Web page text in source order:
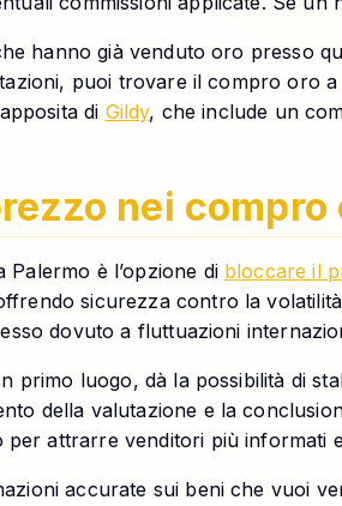
hanno già venduto oro presso
puoi trovare il compro oro
di Gildy, che include un
nei compro
è l’opzione di bloccare il
sicurezza contro la
dovuto a fluttuazioni
primo luogo, dà la possibilità di
della valutazione e la
attrarre venditori più informati
accurate sui beni che vuoi